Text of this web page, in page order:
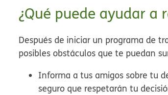
¿Qué puede ayudar a
Después de iniciar un programa de
posibles obstáculos que te puedan
Informa a tus amigos sobre tu
seguro que respetarán tu